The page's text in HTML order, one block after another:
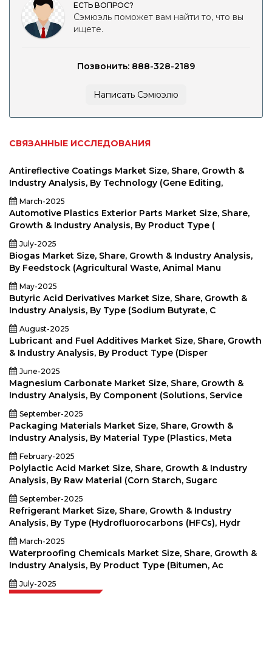
ЕСТЬ ВОПРОС?
Сэмюэль поможет вам найти то, что вы
ищете.
Позвонить: 888-328-2189
Написать Сэмюэлю
СВЯЗАННЫЕ ИССЛЕДОВАНИЯ
Antireflective Coatings Market Size, Share, Growth &
Industry Analysis, By Technology (Gene Editing,
March-2025
Automotive Plastics Exterior Parts Market Size, Share,
Growth & Industry Analysis, By Product Type (
July-2025
Biogas Market Size, Share, Growth & Industry Analysis,
By Feedstock (Agricultural Waste, Animal Manu
May-2025
Butyric Acid Derivatives Market Size, Share, Growth &
Industry Analysis, By Type (Sodium Butyrate, C
August-2025
Lubricant and Fuel Additives Market Size, Share, Growth
& Industry Analysis, By Product Type (Disper
June-2025
Magnesium Carbonate Market Size, Share, Growth &
Industry Analysis, By Component (Solutions, Service
September-2025
Packaging Materials Market Size, Share, Growth &
Industry Analysis, By Material Type (Plastics, Meta
February-2025
Polylactic Acid Market Size, Share, Growth & Industry
Analysis, By Raw Material (Corn Starch, Sugarc
September-2025
Refrigerant Market Size, Share, Growth & Industry
Analysis, By Type (Hydrofluorocarbons (HFCs), Hydr
March-2025
Waterproofing Chemicals Market Size, Share, Growth &
Industry Analysis, By Product Type (Bitumen, Ac
July-2025